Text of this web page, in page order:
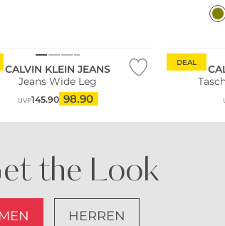
CALVIN KLEIN JEANS
Jeans Wide Leg
UVP145.90 98.90
DEAL
the Look
HERREN